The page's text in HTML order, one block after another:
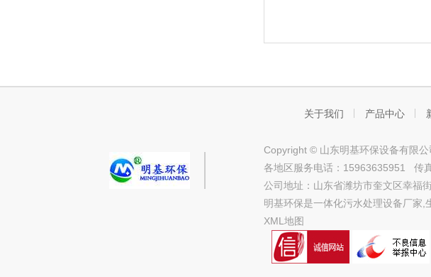
关于我们 产品中心
Copyright © 山东明基环保设备有限公
各地区服务电话：15963635951 传
公司地址：山东省潍坊市奎文区幸福
明基环保是一体化污水处理设备厂家,
XML地图